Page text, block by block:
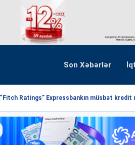
Son Xəbərlər
“Fitch Ratings” Expressbankın müsbət kredit